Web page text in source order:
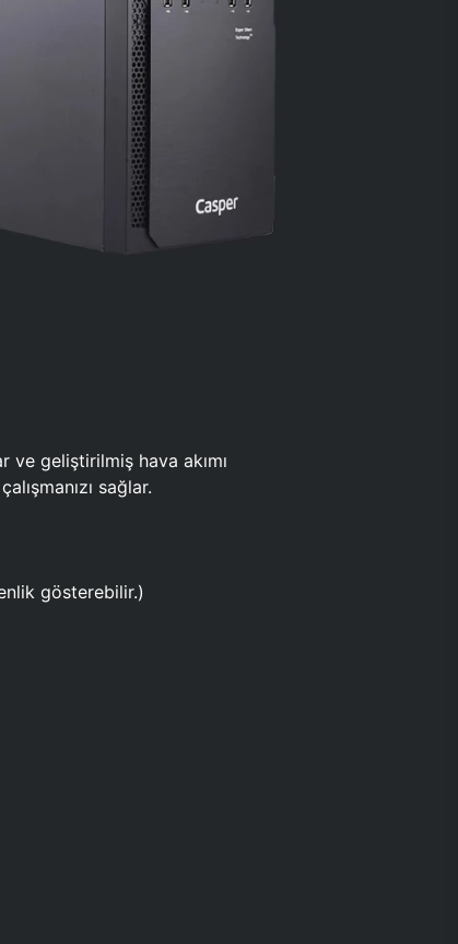
geliştirilmiş hava akımı
sağlar.
gösterebilir.)